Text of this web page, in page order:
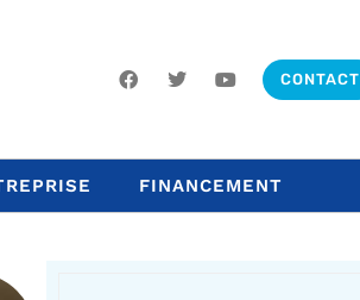
CONTACT
FINANCEMENT